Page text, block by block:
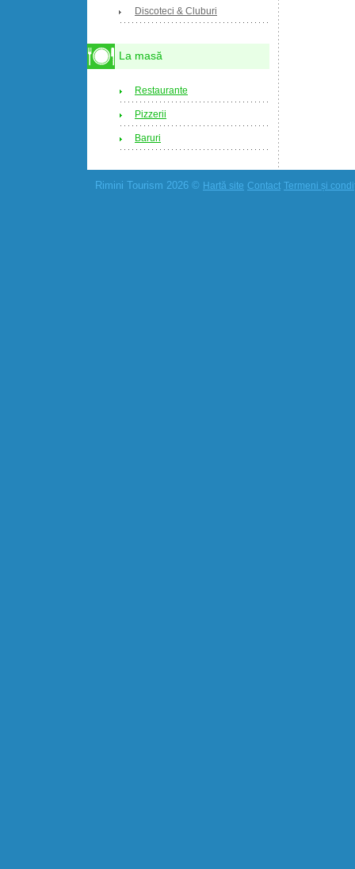
Discoteci & Cluburi
La masă
Restaurante
Pizzerii
Baruri
Rimini Tourism 2026 © Hartă site Contact Termeni și